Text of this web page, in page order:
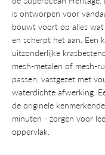
is ontworpen voor
bouwt voort op alles
en scherpt het aan. Een
uitzonderlijke
mesh-metalen of mesh-
passen, vastgezet met
waterdichte afwerking.
de originele
minuten - zorgen voor
oppervlak.